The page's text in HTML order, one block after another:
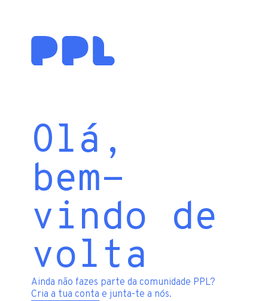
Olá,
bem-
vindo de
volta
Ainda não fazes parte da comunidade PPL?
Cria a tua conta e junta-te a nós.